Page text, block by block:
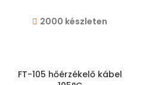
2000 készleten
FT-105 hőérzékelő kábel